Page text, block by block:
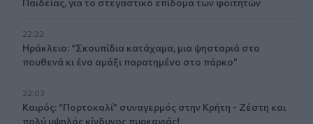
22:22
Ηράκλειο: “Σκουπίδια κατάχαμα, μια ψησταριά στο
πουθενά κι ένα αμάξι παρατημένο στο πάρκο”
22:03
Καιρός: “Πορτοκαλί” συναγερμός στην Κρήτη - Ζέστη και
πολύ υψηλός κίνδυνος πυρκαγιάς!